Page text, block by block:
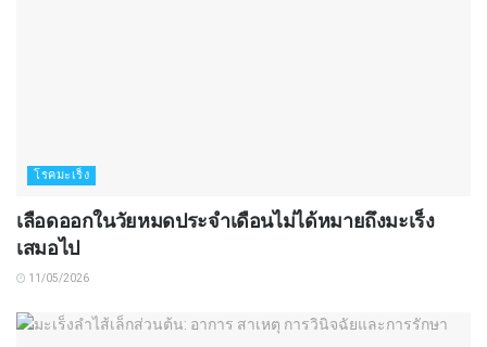
โรคมะเร็ง
เลือดออกในวัยหมดประจำเดือนไม่ได้หมายถึงมะเร็ง
เสมอไป
11/05/2026